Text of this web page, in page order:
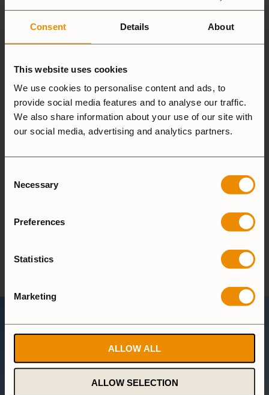
Consent Details About
This website uses cookies
We use cookies to personalise content and ads, to
provide social media features and to analyse our traffic.
We also share information about your use of our site with
our social media, advertising and analytics partners.
Selection
Necessary
Preferences
Statistics
Marketing
ALLOW ALL
ALLOW SELECTION
säkrast att ge sig ut med någon som har lite mer
erfarenhet. De nödlådor som nu finns i rastskydd och
används.
Efter att nödlådorna fanns på plats tog det inte lång
tid innan första meddelandet mottogs från en
tacksam fjällvandrare, som efter en tur till sylarna
Spåjme nästa dag, men under natten var sällskapet
tvungna att använda nödlådan, och fjällvandraren
tackade för hjälpen och erbjöd sig att ersätta allt de
använt.